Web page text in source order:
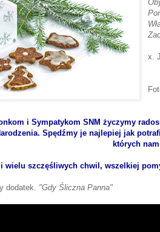
x.
i Sympatykom SNM życzymy
Spędźmy je najlepiej jak
których
wielu szczęśliwych chwil, wszelkiej
dodatek. "Gdy Śliczna Panna"